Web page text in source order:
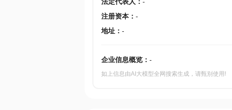
注册资本： -
地址： -
企业信息概览： -
如上信息由AI大模型全网搜索生成，请甄别使用!